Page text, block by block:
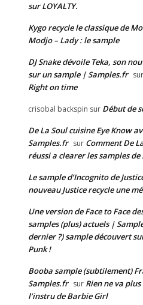
sur LOYALTY.
Kygo recycle le classique de
Modjo – Lady : le sample
DJ Snake dévoile Teka, son
sur un sample | Samples.fr sur
Right on time
crisobal backspin sur Début de
De La Soul cuisine Eye Know
Samples.fr sur Comment De
réussi a clearer les samples
Le sample d’Incognito de
nouveau Justice recycle une
Une version de Face to Face
samples (plus) actuels |
dernier ?) sample découvert
Punk !
Booba sample (subtilement)
Samples.fr sur Rien ne va
l’instru de Barbie Girl